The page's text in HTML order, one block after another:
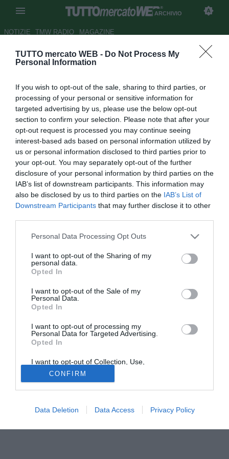
TUTTO mercato WEB - Do Not Process My
Personal Information
If you wish to opt-out of the sale, sharing to third parties, or
processing of your personal or sensitive information for
targeted advertising by us, please use the below opt-out
section to confirm your selection. Please note that after your
opt-out request is processed you may continue seeing
interest-based ads based on personal information utilized by
us or personal information disclosed to third parties prior to
your opt-out. You may separately opt-out of the further
disclosure of your personal information by third parties on the
IAB’s list of downstream participants. This information may
also be disclosed by us to third parties on the IAB’s List of
Downstream Participants that may further disclose it to other
Personal Data Processing Opt Outs
I want to opt-out of the Sharing of my
personal data.
Opted In
I want to opt-out of the Sale of my
Personal Data.
Opted In
I want to opt-out of processing my
Personal Data for Targeted Advertising.
Opted In
I want to opt-out of Collection, Use,
Retention, Sale, and/or Sharing of my
Personal Data that Is Unrelated with the
Purposes for which it was collected.
Opted Out
CONFIRM
Data Deletion Data Access Privacy Policy
ARCHIVIO
NOTIZIE TMW RADIO MAGAZINE
Real Madrid, se salta Ronaldo
Autore Graziano Maggiore
05.07.2008 15:45
vedi letture
Ramon Calderon sta per incassare l'ennesimo rifiuto dopo
presidente del Real aveva sbandierato e dato quasi per
concluso. Tuttavia Calderon starebbe già preparando un
colpo a sorpresa che gli permetta di non essere
sbeffeggiato dai media spagnoli e accusato dai tifosi
madridisti: Didier Drogba. L'ivoriano ha già dato la sua
disponibilità al trasferimento e Abramovich, presidente del
Chelsea, ha già sul tavolo un'offerta di 25 milioni per il suo
acquisto.
TIMVISION con DAZN!